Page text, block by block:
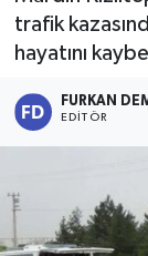
trafik
hayatını
FURKAN
EDITÖR
Süper Lig
Haber